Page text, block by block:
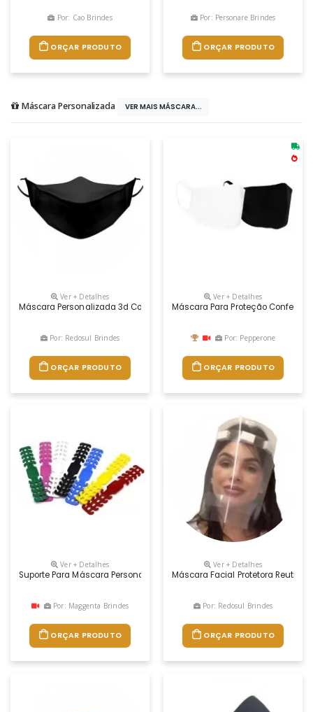
Por: Cao Brindes
ORÇAR PRODUTO
Por: Personare Brindes
ORÇAR PRODUTO
Máscara Personalizada VER MAIS MÁSCARA...
Ver + Detalhes
Máscara Personalizada 3d Com Impressão Em Silk Ou Sublimação
Por: Redosul Brindes
ORÇAR PRODUTO
Ver + Detalhes
Máscara Para Proteção
Por: Pepperone
ORÇAR PRODUTO
Ver + Detalhes
Suporte Para Máscara Personalizado
Por: Maggenta Brindes
ORÇAR PRODUTO
Ver + Detalhes
Máscara Facial Protetora
Por: Redosul Brindes
ORÇAR PRODUTO